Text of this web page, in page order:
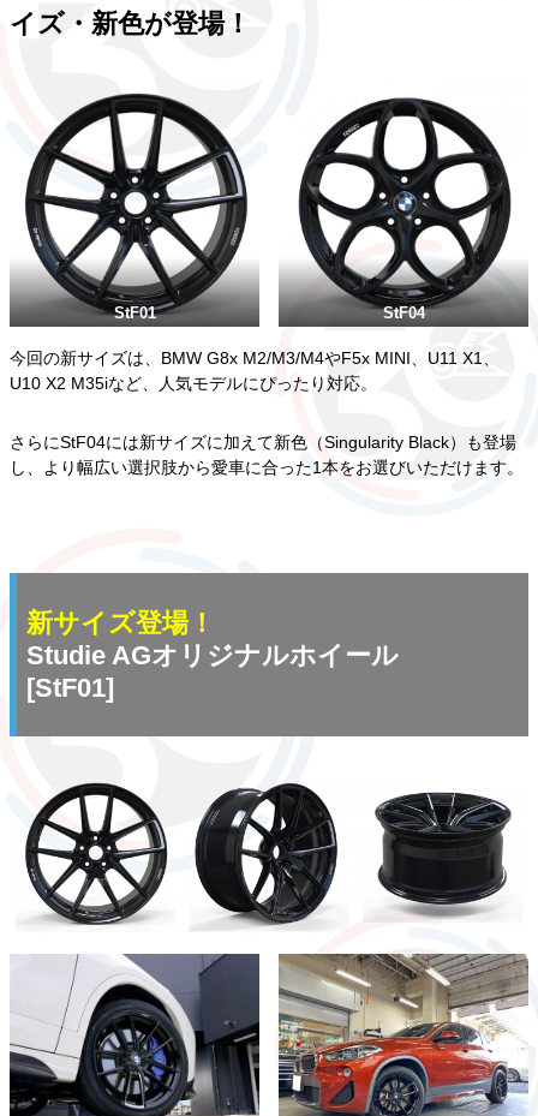
イズ・新色が登場！
StF01 StF04
今回の新サイズは、BMW G8x M2/M3/M4やF5x MINI、U11 X1、
U10 X2 M35iなど、人気モデルにぴったり対応。
さらにStF04には新サイズに加えて新色（Singularity Black）も登場
し、より幅広い選択肢から愛車に合った1本をお選びいただけます。
新サイズ登場！
Studie AGオリジナルホイール
[StF01]